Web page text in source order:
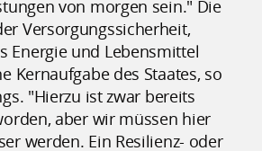
von morgen sein." Die
Versorgungssicherheit,
Energie und Lebensmittel
Kernaufgabe des Staates, so
"Hierzu ist zwar bereits
aber wir müssen hier
werden. Ein Resilienz- oder